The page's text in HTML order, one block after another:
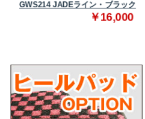
GWS214 JADEライン・ブラック
￥16,000